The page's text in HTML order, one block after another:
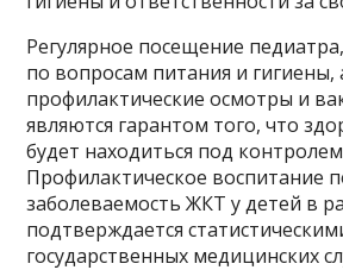
Регулярное посещение
по вопросам питания и гигиены,
профилактические осмотры и
являются гарантом того, что
будет находиться под
Профилактическое воспитание
заболеваемость ЖКТ у детей в
подтверждается
государственных медицинских